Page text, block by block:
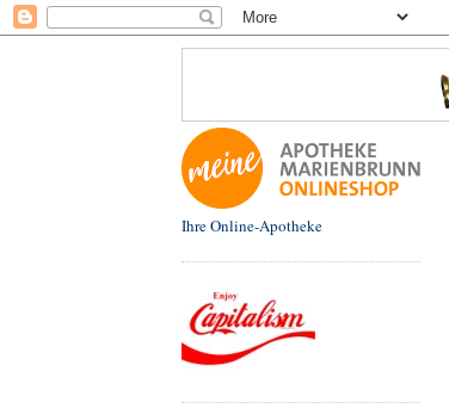
Ihre Online-Apotheke